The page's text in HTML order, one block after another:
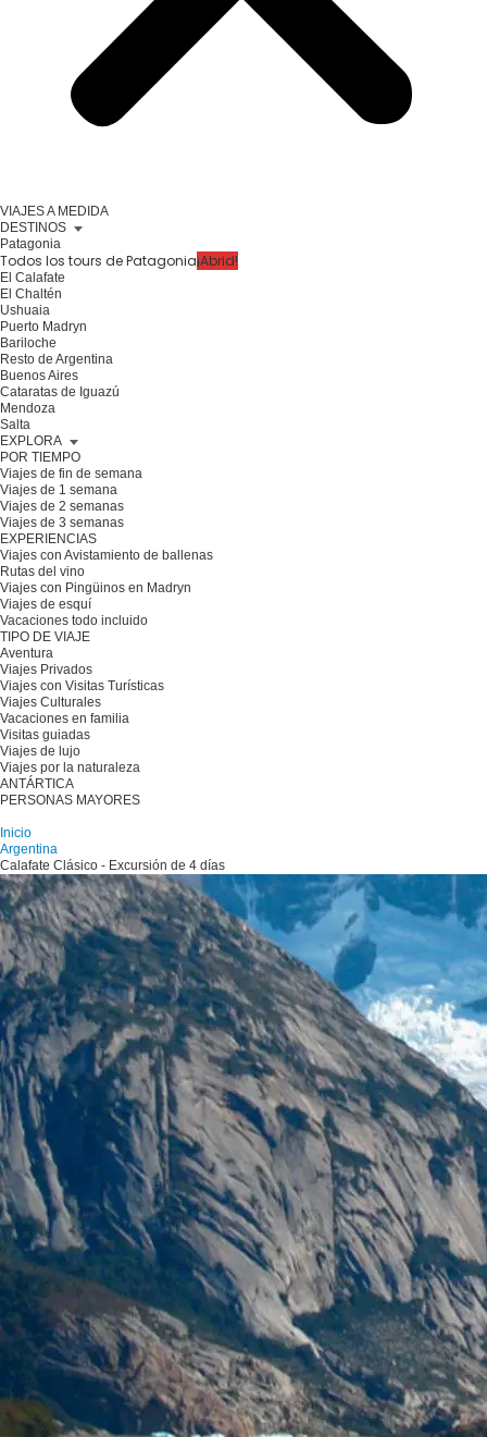
VIAJES A MEDIDA
DESTINOS
Patagonia
Todos los tours de Patagonia¡Abrid!
El Calafate
El Chaltén
Ushuaia
Puerto Madryn
Bariloche
Resto de Argentina
Buenos Aires
Cataratas de Iguazú
Mendoza
Salta
EXPLORA
POR TIEMPO
Viajes de fin de semana
Viajes de 1 semana
Viajes de 2 semanas
Viajes de 3 semanas
EXPERIENCIAS
Viajes con Avistamiento de ballenas
Rutas del vino
Viajes con Pingüinos en Madryn
Viajes de esquí
Vacaciones todo incluido
TIPO DE VIAJE
Aventura
Viajes Privados
Viajes con Visitas Turísticas
Viajes Culturales
Vacaciones en familia
Visitas guiadas
Viajes de lujo
Viajes por la naturaleza
ANTÁRTICA
PERSONAS MAYORES
Inicio
Argentina
Calafate Clásico - Excursión de 4 días